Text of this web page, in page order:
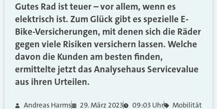
Gutes Rad ist teuer – vor allem, wenn es
elektrisch ist. Zum Glück gibt es spezielle E-
Bike-Versicherungen, mit denen sich die Räder
gegen viele Risiken versichern lassen. Welche
davon die Kunden am besten finden,
ermittelte jetzt das Analysehaus Servicevalue
aus ihren Urteilen.
Andreas Harms 29. März 2023 09:03 Uhr Mobilität